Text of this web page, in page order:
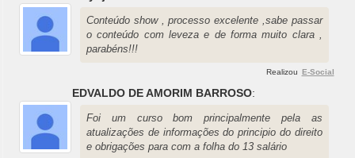
Conteúdo show , processo excelente ,sabe passar
o conteúdo com leveza e de forma muito clara ,
parabéns!!!
Realizou E-Social
EDVALDO DE AMORIM BARROSO:
Foi um curso bom principalmente pela as
atualizações de informações do principio do direito
e obrigações para com a folha do 13 salário